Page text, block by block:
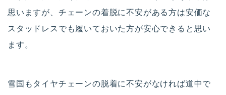
思いますが、チェーンの着脱に不安がある方は安価な
スタッドレスでも履いておいた方が安心できると思い
ます。
雪国もタイヤチェーンの脱着に不安がなければ道中で